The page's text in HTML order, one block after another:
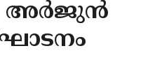
അർജുൻ